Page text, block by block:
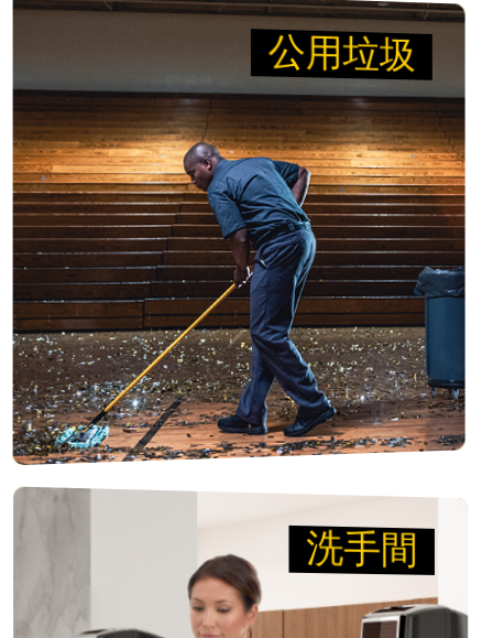
公用垃圾
公用垃圾
清理 比賽
可靠的廢棄物解決方案，讓團隊持續前進。採用我
們的BRUTE®容器，可將內襯移除難度降低高達
50%，提升生產力與安全性，讓您的團隊持續保持
主場優勢。
檢視產品
洗手間
洗手間
讓 讓工作場所更安全